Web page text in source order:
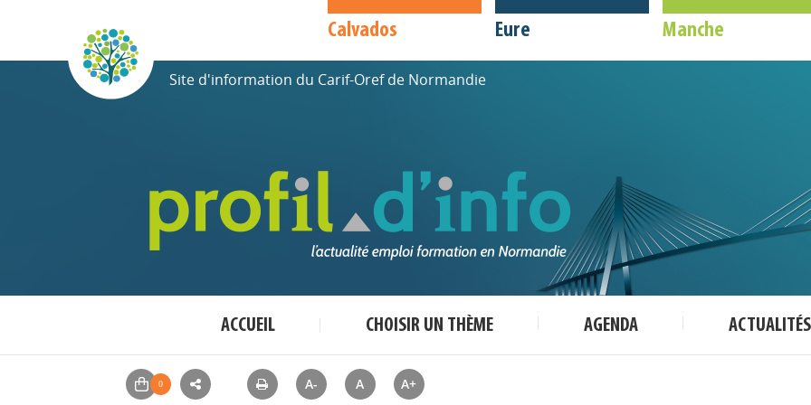
Calvados Eure Manche
Site d'information du Carif-Oref de Normandie
ACCUEIL CHOISIR UN THÈME AGENDA ACTUALITÉS
A- A A+